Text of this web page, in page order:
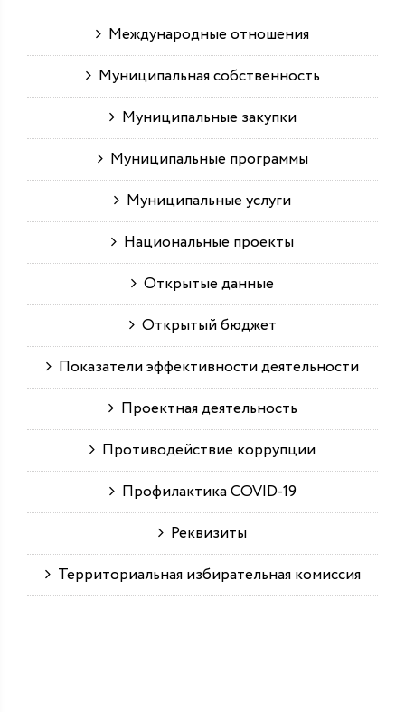
Международные отношения
Муниципальная собственность
Муниципальные закупки
Муниципальные программы
Муниципальные услуги
Национальные проекты
Открытые данные
Открытый бюджет
Показатели эффективности деятельности
Проектная деятельность
Противодействие коррупции
Профилактика COVID-19
Реквизиты
Территориальная избирательная комиссия